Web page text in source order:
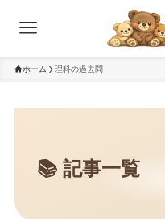
ホーム 理科の過去問